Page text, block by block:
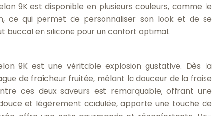
9K est disponible en plusieurs couleurs, comme le
ce qui permet de personnaliser son look et de se
buccal en silicone pour un confort optimal.
9K est une véritable explosion gustative. Dès la
de fraîcheur fruitée, mêlant la douceur de la fraise
ces deux saveurs est remarquable, offrant une
et légèrement acidulée, apporte une touche de